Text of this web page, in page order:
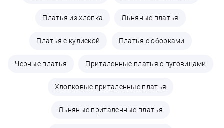
Платья из хлопка Льняные платья
Платья с кулиской Платья с оборками
Черные платья Приталенные платья с пуговицами
Хлопковые приталенные платья
Льняные приталенные платья